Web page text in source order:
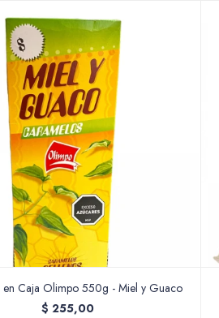
en Caja Olimpo 550g - Miel y Guaco
$ 255,00